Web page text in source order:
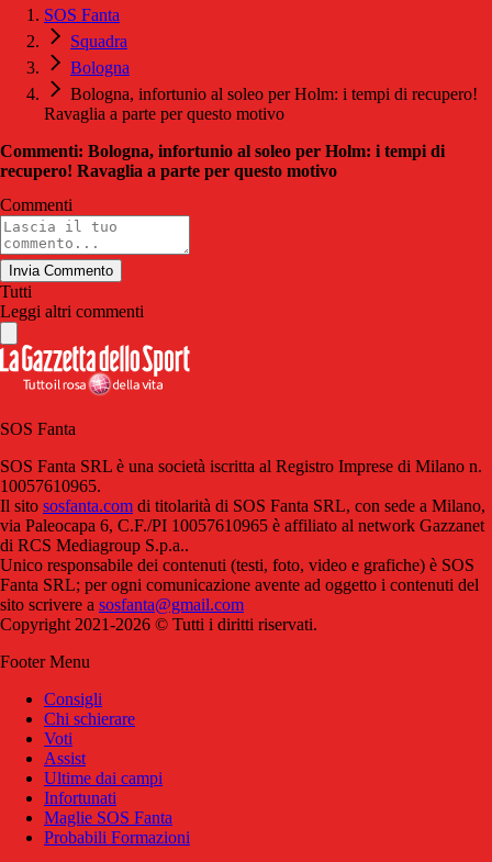
SOS Fanta
Squadra
Bologna
Bologna, infortunio al soleo per Holm: i tempi di recupero!
Ravaglia a parte per questo motivo
Commenti: Bologna, infortunio al soleo per Holm: i tempi di
recupero! Ravaglia a parte per questo motivo
Commenti
Invia Commento
Tutti
Leggi altri commenti
SOS Fanta
SOS Fanta SRL è una società iscritta al Registro Imprese di Milano n.
10057610965.
Il sito sosfanta.com di titolarità di SOS Fanta SRL, con sede a Milano,
via Paleocapa 6, C.F./PI 10057610965 è affiliato al network Gazzanet
di RCS Mediagroup S.p.a..
Unico responsabile dei contenuti (testi, foto, video e grafiche) è SOS
Fanta SRL; per ogni comunicazione avente ad oggetto i contenuti del
sito scrivere a sosfanta@gmail.com
Copyright 2021-2026 © Tutti i diritti riservati.
Footer Menu
Consigli
Chi schierare
Voti
Assist
Ultime dai campi
Infortunati
Maglie SOS Fanta
Probabili Formazioni